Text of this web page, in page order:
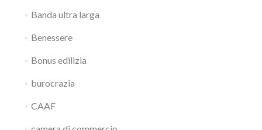
Banda ultra larga
Benessere
Bonus edilizia
burocrazia
CAAF